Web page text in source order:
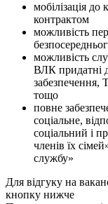
мобілізація
контрактом
можливість
можливість
ВЛК придатні
тощо
повне
соціальне,
соціальний і
членів їх
службу»
Для відгуку на
кнопку нижче